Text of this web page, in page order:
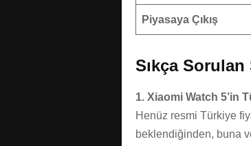
Piyasaya Çıkış
Sıkça
1. Xiaomi Watch 5’in
Henüz resmi Türkiye
beklendiğinden, buna